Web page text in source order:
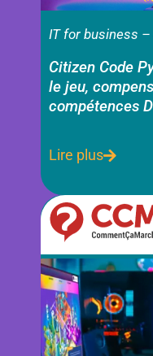
IT for business
Citizen Code
le jeu,
compétences
Lire plus